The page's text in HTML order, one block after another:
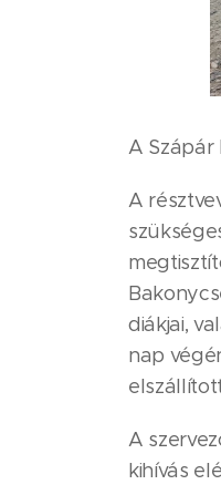
A Szápár
A
diákjai,
nap
A
kihívás